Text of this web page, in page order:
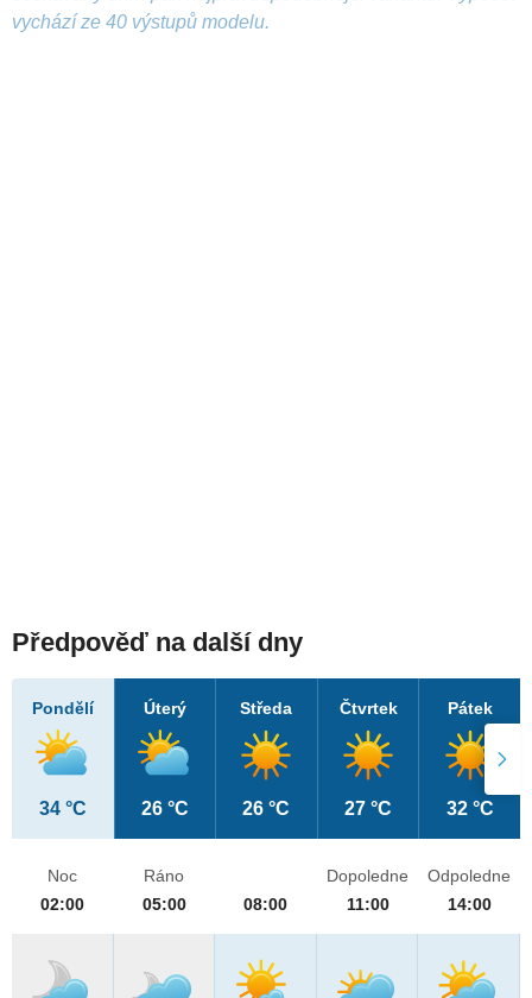
vychází ze 40 výstupů modelu.
Předpověď na další dny
Pondělí
34 °C
Úterý
26 °C
Středa
26 °C
Čtvrtek
27 °C
Pátek
32 °C
Noc
02:00
Ráno
05:00
08:00
Dopoledne
11:00
Odpoledne
14:00